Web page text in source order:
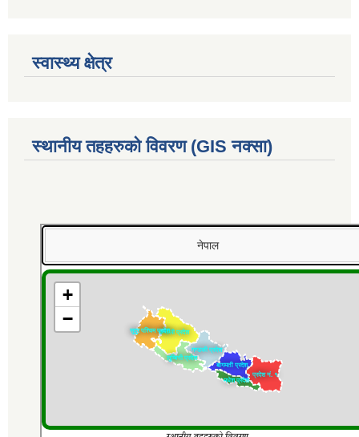
स्वास्थ्य क्षेत्र
स्थानीय तहहरुको विवरण (GIS नक्सा)